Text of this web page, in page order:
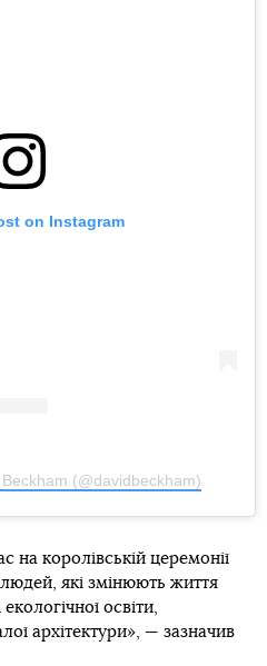
on Instagram
(@davidbeckham)
на королівській церемонії
які змінюють життя
освіти,
архітектури», — зазначив